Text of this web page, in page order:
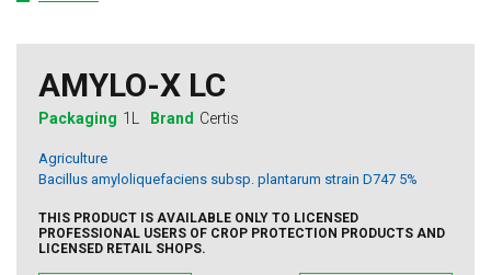
AMYLO-X LC
Packaging 1L Brand Certis
Agriculture
Bacillus amyloliquefaciens subsp. plantarum strain D747 5%
THIS PRODUCT IS AVAILABLE ONLY TO LICENSED
PROFESSIONAL USERS OF CROP PROTECTION PRODUCTS AND
LICENSED RETAIL SHOPS.